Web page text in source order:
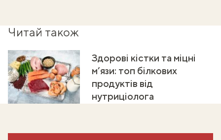
Читай також
Здорові кістки та міцні
м’язи: топ білкових
продуктів від
нутриціолога